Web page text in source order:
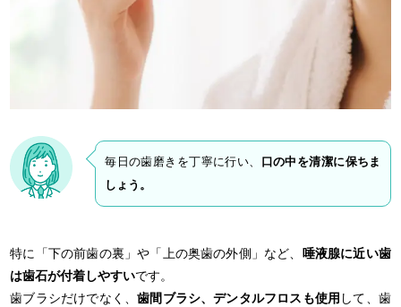
毎日の歯磨きを丁寧に行い、 口の中を清潔に保ちま
しょう。
特に「下の前歯の裏」や「上の奥歯の外側」など、 唾液腺に近い歯
は歯石が付着しやすいです。
歯ブラシだけでなく、歯間ブラシ、デンタルフロスも使用 して、歯